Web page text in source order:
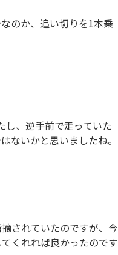
のか、追い切りを1本乗
し、逆手前で走っていた
ないかと思いましたね。
されていたのですが、今
くれれば良かったのです